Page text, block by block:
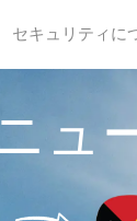
セキュリティに
ュ